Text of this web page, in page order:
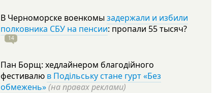
В Черноморске военкомы задержали и избили
полковника СБУ на пенсии: пропали 55тысяч?
14
Пан Борщ: хедлайнером благодійного
фестивалю в Подільську стане гурт «Без
обмежень»(на правах реклами)